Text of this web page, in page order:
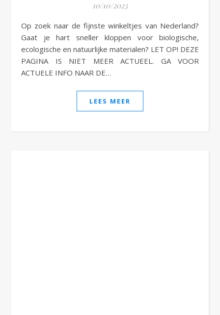
10/10/2023
Op zoek naar de fijnste winkeltjes van Nederland?
Gaat je hart sneller kloppen voor biologische,
ecologische en natuurlijke materialen? LET OP! DEZE
PAGINA IS NIET MEER ACTUEEL. GA VOOR
ACTUELE INFO NAAR DE…
LEES MEER